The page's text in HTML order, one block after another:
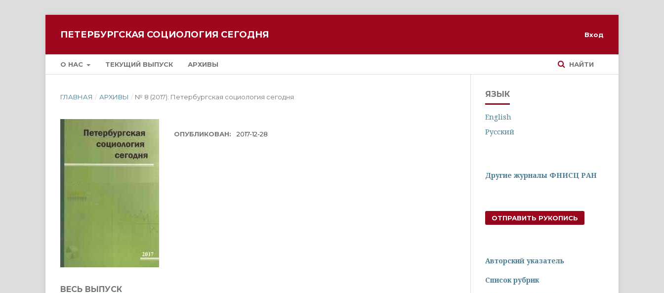
ПЕТЕРБУРГСКАЯ СОЦИОЛОГИЯ СЕГОДНЯ
О НАС ТЕКУЩИЙ ВЫПУСК АРХИВЫ НАЙТИ
Вход
ГЛАВНАЯ / АРХИВЫ / № 8 (2017): Петербургская социология сегодня
ОПУБЛИКОВАН: 2017-12-28
ВЕСЬ ВЫПУСК
ЯЗЫК
English
Русский
Другие журналы ФНИСЦ РАН
ОТПРАВИТЬ РУКОПИСЬ
Авторский указатель
Список рубрик